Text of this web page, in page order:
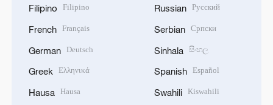
Filipino Filipino
French Français
German Deutsch
Greek Ελληνικά
Hausa Hausa
Russian Русский
Serbian Српски
Sinhala සිංහල
Spanish Español
Swahili Kiswahili